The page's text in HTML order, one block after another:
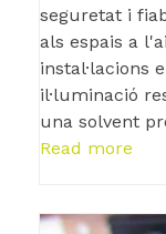
seguretat i
als espais a
instal·lacions
il·luminació
una solvent
Read more